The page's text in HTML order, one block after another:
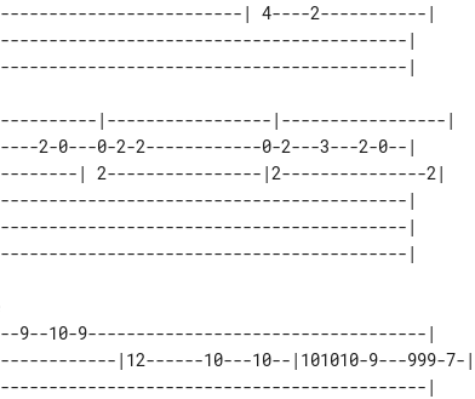
| 4----2-----------|
|
|-----------------|-----------------|
2-0---0-2-2------------0-2---3---2-0--|
| 2----------------|2---------------2|
|
|
9--10-9-----------------------------------|
|12------10---10--|101010-9---999-7-|
|